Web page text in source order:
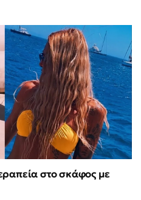
στο σκάφος με